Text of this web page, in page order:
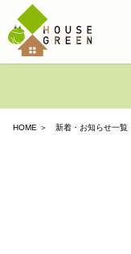
HOME ＞ 新着・お知らせ一覧